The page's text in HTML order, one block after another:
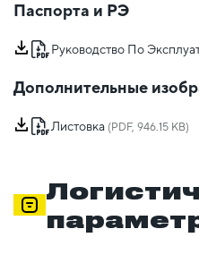
Паспорта и РЭ
Руководство По
Дополнительные
Листовка (PDF, 946.15 KB)